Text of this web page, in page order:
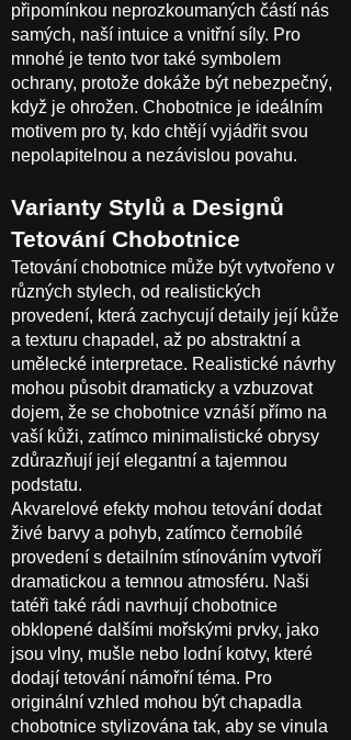
připomínkou neprozkoumaných částí nás
samých, naší intuice a vnitřní síly. Pro
mnohé je tento tvor také symbolem
ochrany, protože dokáže být nebezpečný,
když je ohrožen. Chobotnice je ideálním
motivem pro ty, kdo chtějí vyjádřit svou
nepolapitelnou a nezávislou povahu.
Varianty Stylů a Designů
Tetování Chobotnice
Tetování chobotnice může být vytvořeno v
různých stylech, od realistických
provedení, která zachycují detaily její kůže
a texturu chapadel, až po abstraktní a
umělecké interpretace. Realistické návrhy
mohou působit dramaticky a vzbuzovat
dojem, že se chobotnice vznáší přímo na
vaší kůži, zatímco minimalistické obrysy
zdůrazňují její elegantní a tajemnou
podstatu.
Akvarelové efekty mohou tetování dodat
živé barvy a pohyb, zatímco černobílé
provedení s detailním stínováním vytvoří
dramatickou a temnou atmosféru. Naši
tatéři také rádi navrhují chobotnice
obklopené dalšími mořskými prvky, jako
jsou vlny, mušle nebo lodní kotvy, které
dodají tetování námořní téma. Pro
originální vzhled mohou být chapadla
chobotnice stylizována tak, aby se vinula